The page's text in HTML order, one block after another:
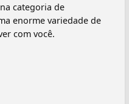
categoria de
enorme variedade de
com você.